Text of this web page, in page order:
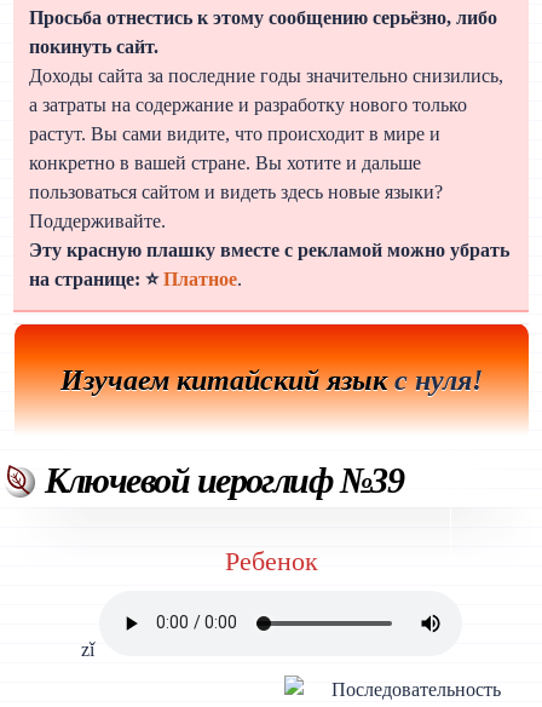
Просьба отнестись к этому сообщению серьёзно, либо
покинуть сайт.
Доходы сайта за последние годы значительно снизились,
а затраты на содержание и разработку нового только
растут. Вы сами видите, что происходит в мире и
конкретно в вашей стране. Вы хотите и дальше
пользоваться сайтом и видеть здесь новые языки?
Поддерживайте.
Эту красную плашку вместе с рекламой можно убрать
на странице: ⭐Платное.
Изучаем китайский языкс нуля!
Ключевой иероглиф №39
Ребенок
zǐ